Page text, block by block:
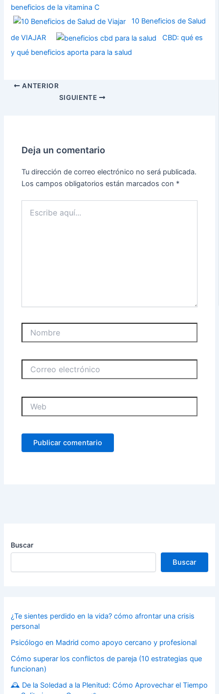
beneficios de la vitamina C
10 Beneficios de Salud
de VIAJAR
CBD: qué es
y qué beneficios aporta para la salud
ANTERIOR
SIGUIENTE
Deja un comentario
Tu dirección de correo electrónico no será publicada.
Los campos obligatorios están marcados con *
aquí...
electrónico
Buscar
Buscar
¿Te sientes perdido en la vida? cómo afrontar una crisis
personal
Psicólogo en Madrid como apoyo cercano y profesional
Cómo superar los conflictos de pareja (10 estrategias que
funcionan)
🕰️ De la Soledad a la Plenitud: Cómo Aprovechar el Tiempo